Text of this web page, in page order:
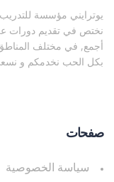
يوترايني مؤسسة للتدريب
نختص في تقديم دورات
أجمع, في مختلف
بكل الحب نخدمكم و
صفحات
سياسة الخصوصية